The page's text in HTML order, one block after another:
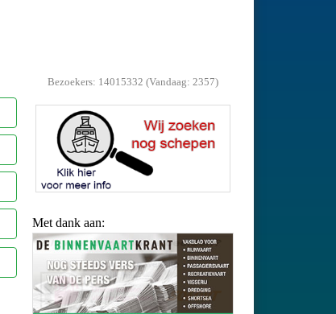
Bezoekers: 14015332 (Vandaag: 2357)
Met dank aan: